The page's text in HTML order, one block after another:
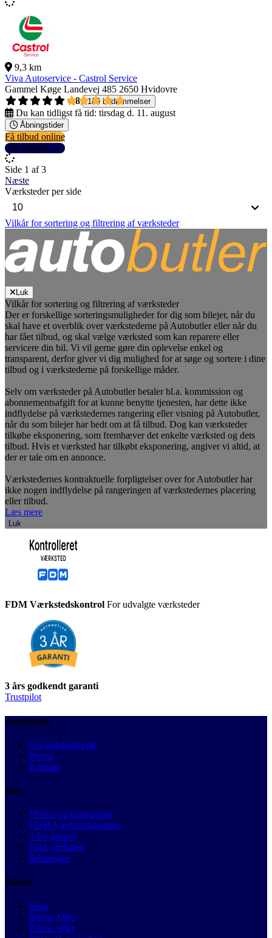
9,3 km
Viva Autoservice - Castrol Service
Gammel Køge Landevej 485 2650 Hvidovre
4,8
189 bedømmelser
Du kan tidligst få tid: tirsdag d. 11. august
Åbningstider
Få tilbud online
Se detaljer
Side 1 af 3
Næste
Værksteder per side
Vilkår for sortering og filtrering af værksteder
Luk
Vilkår for sortering og filtrering af værksteder
Der er forskellige sorteringsmuligheder for dig som bilejer, når du
skal have et overblik over værkstederne på Autobutler eller når du
har fået tilbud, og skal vælge værksted som kan reparere eller
servicere din bil. Vi vil gerne gøre din oplevelse enkel og
transparent, derfor giver vi dig mulighed for at søge og sortere i dine
tilbud og i værkstederne på forskellige måder.
Selv om værksteder på Autobutler betaler bl.a. kommission og
abonnementsafgift for at kunne benytte tjenesten, har dette ikke
indflydelse på værkstedernes rangering eller visning på Autobutler,
når du som bilejer har bedt om at få tilbud. Dog kan værksteder
tilkøbe eksponering, som fremhæver det enkelte værksted og dets
tilbud. Hvis et værksted har tilkøbt eksponering, angiver vi altid, at
der er tale om en annonce.
Værkstedernes kontraktuelle forpligtelser over for Autobutler har
ikke nogen indflydelse på rangeringen af værkstedernes placering
eller tilbud.
Læs mere
Luk
FDM Værkstedskontrol For udvalgte værksteder
3 års godkendt garanti
Trustpilot
Autobutler
Om autobutler.dk
Presse
Kontakt
Info
*Priser og besparelser
FDM Værkstedskontrol
3 års garanti
Find værksted
Bilmærker
Bilråd
Blog
Bilens ABC
Bilens Wiki